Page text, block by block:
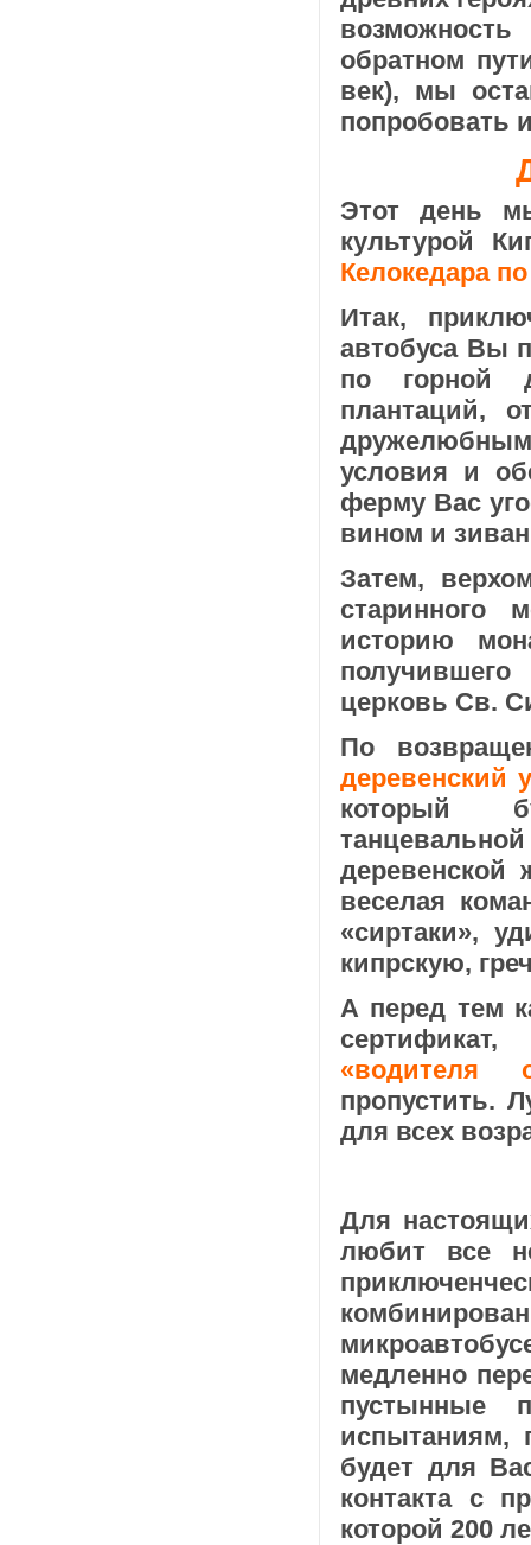
обратном
век), мы
попробовать
Этот день
культурой
Келокедара
Итак,
автобуса Вы
по горной
плантаций,
условия и
ферму Вас
вином и
Затем,
старинного
историю
церковь Св.
По
деревенский
который
деревенской
веселая
«сиртаки»,
кипрскую,
А перед тем
«водителя
пропустить.
для всех
Для
любит все
медленно
пустынные
испытаниям,
будет для
контакта с
которой 200